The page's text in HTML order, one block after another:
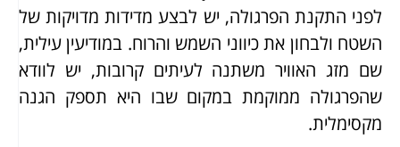
לפני התקנת הפרגולה, יש לבצע מדידות מדויקות של
השטח ולבחון את כיווני השמש והרוח. במודיעין עילית,
שם מזג האוויר משתנה לעיתים קרובות, יש לוודא
שהפרגולה ממוקמת במקום שבו היא תספק הגנה
מקסימלית.